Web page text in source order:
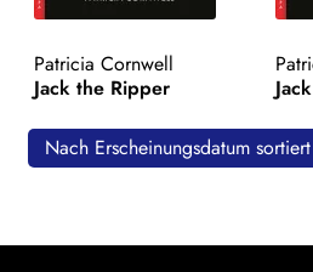
Search:
Patricia Cornwell
Jack the Ripper
Nach Erscheinungsdatum sortiert